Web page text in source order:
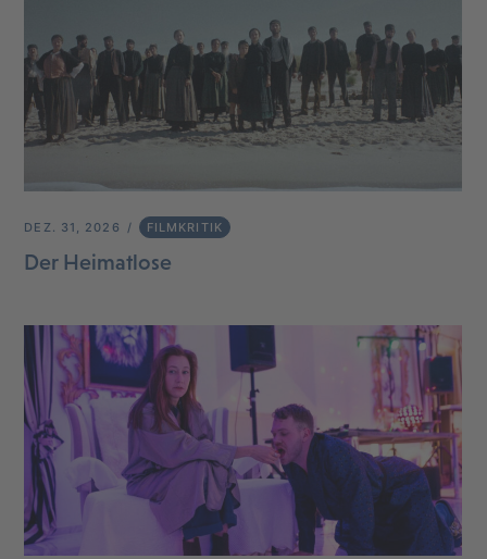
DEZ. 31, 2026 FILMKRITIK
Der Heimatlose